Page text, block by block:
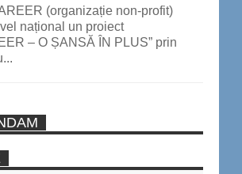
(organizație non-profit)
național un proiect
– O ȘANSĂ ÎN PLUS” prin